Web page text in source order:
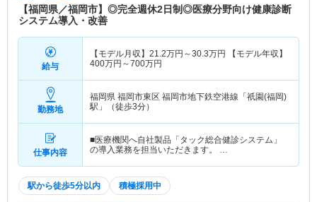
【福岡県／福岡市】◎完全週休2日制◎医療分野向け健康診断
システム導入・改善
給与
【モデル月収】 21.2万円～30.3万円
【モデル年収】
400万円～700万円
勤務地
福岡県 福岡市東区 福岡市地下鉄空港線「祇園(福岡)
駅」（徒歩3分）
仕事内容
■医療機関へ自社製品「タック総合健診システム」
の導入業務を担当いただきます。 …
駅から徒歩5分以内 積極採用中